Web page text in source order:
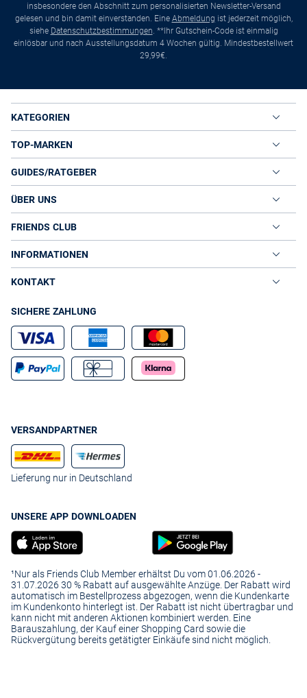
insbesondere den Abschnitt zum personalisierten Newsletter-Versand
gelesen und bin damit einverstanden. Eine Abmeldung ist jederzeit möglich,
siehe Datenschutzbestimmungen. **Ihr Gutschein-Code ist einmalig
einlösbar und nach Ausstellungsdatum 4 Wochen gültig. Mindestbestellwert
29,99€.
KATEGORIEN
TOP-MARKEN
GUIDES/RATGEBER
ÜBER UNS
FRIENDS CLUB
INFORMATIONEN
KONTAKT
SICHERE ZAHLUNG
VERSANDPARTNER
Lieferung nur in Deutschland
UNSERE APP DOWNLOADEN
¹Nur als Friends Club Member erhältst Du vom 01.06.2026 -
31.07.2026 30 % Rabatt auf ausgewählte Anzüge. Der Rabatt wird
automatisch im Bestellprozess abgezogen, wenn die Kundenkarte
im Kundenkonto hinterlegt ist. Der Rabatt ist nicht übertragbar und
kann nicht mit anderen Aktionen kombiniert werden. Eine
Barauszahlung, der Kauf einer Shopping Card sowie die
Rückvergütung bereits getätigter Einkäufe sind nicht möglich.